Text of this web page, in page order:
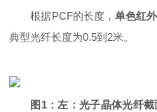
根据PCF的长度， 单色红
典型光纤长度为0.5到2米。
图1：左：光子晶体光纤